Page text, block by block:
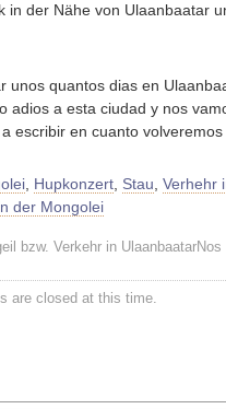
in der Nähe von Ulaanbaatar
unos quantos dias en
adios a esta ciudad y nos
escribir en cuanto
, Hupkonzert, Stau, Verhehr
der Mongolei
bzw. Verkehr in Ulaanbaatar
are closed at this time.